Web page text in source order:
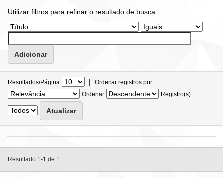
Utilizar filtros para refinar o resultado de busca.
Resultados/Página | Ordenar registros por
Ordenar
Registro(s)
Resultado 1-1 de 1.